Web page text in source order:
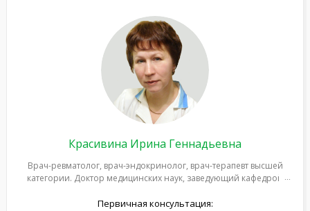
Красивина Ирина Геннадьевна
Врач-ревматолог, врач-эндокринолог, врач-терапевт высшей
категории. Доктор медицинских наук, заведующий кафедрой
Первичная консультация: